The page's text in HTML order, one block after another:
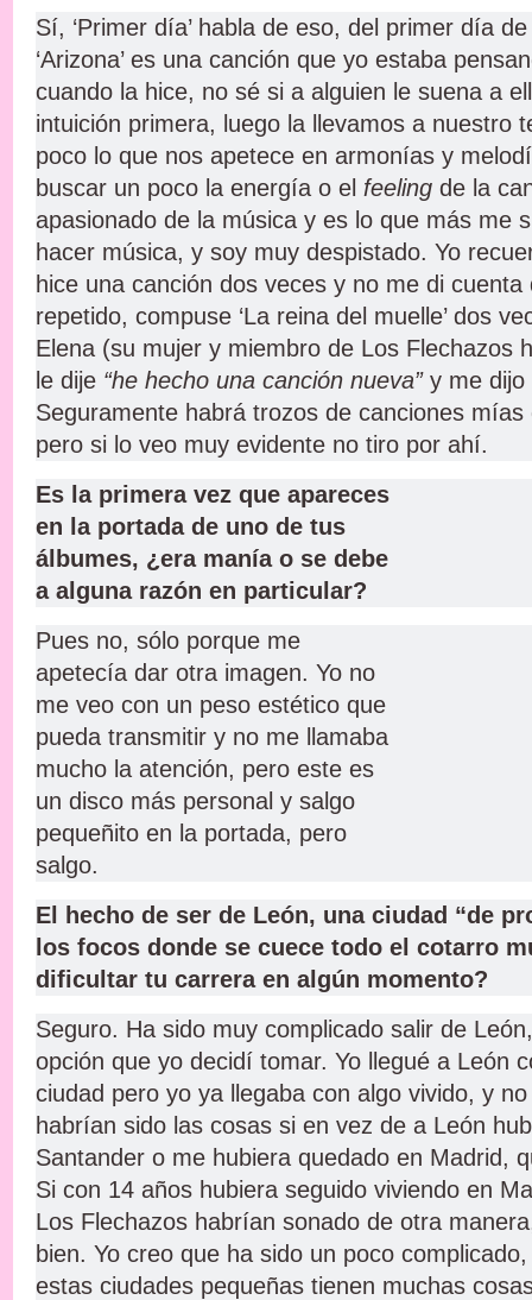
Sí, ‘Primer día’ habla de eso, del primer día
‘Arizona’ es una canción que yo estaba
cuando la hice, no sé si a alguien le suena a
intuición primera, luego la llevamos a nuestro
poco lo que nos apetece en armonías y
buscar un poco la energía o el feelingde la
apasionado de la música y es lo que más me
hacer música, y soy muy despistado. Yo
hice una canción dos veces y no me di
repetido, compuse ‘La reina del muelle’ dos
Elena (su mujer y miembro de Los Flechazos
le dije “he hecho una canción nueva”y me dijo
Seguramente habrá trozos de canciones
pero si lo veo muy evidente no tiro por ahí.
Es la primera vez que apareces
en la portada de uno de tus
álbumes, ¿era manía o se debe
a alguna razón en particular?
Pues no, sólo porque me
apetecía dar otra imagen. Yo no
me veo con un peso estético que
pueda transmitir y no me llamaba
mucho la atención, pero este es
un disco más personal y salgo
pequeñito en la portada, pero
salgo.
El hecho de ser de León, una ciudad “de
los focos donde se cuece todo el cotarro
dificultar tu carrera en algún momento?
Seguro. Ha sido muy complicado salir de
opción que yo decidí tomar. Yo llegué a León
ciudad pero yo ya llegaba con algo vivido, y
habrían sido las cosas si en vez de a León
Santander o me hubiera quedado en Madrid,
Si con 14 años hubiera seguido viviendo en
Los Flechazos habrían sonado de otra
bien. Yo creo que ha sido un poco
estas ciudades pequeñas tienen muchas